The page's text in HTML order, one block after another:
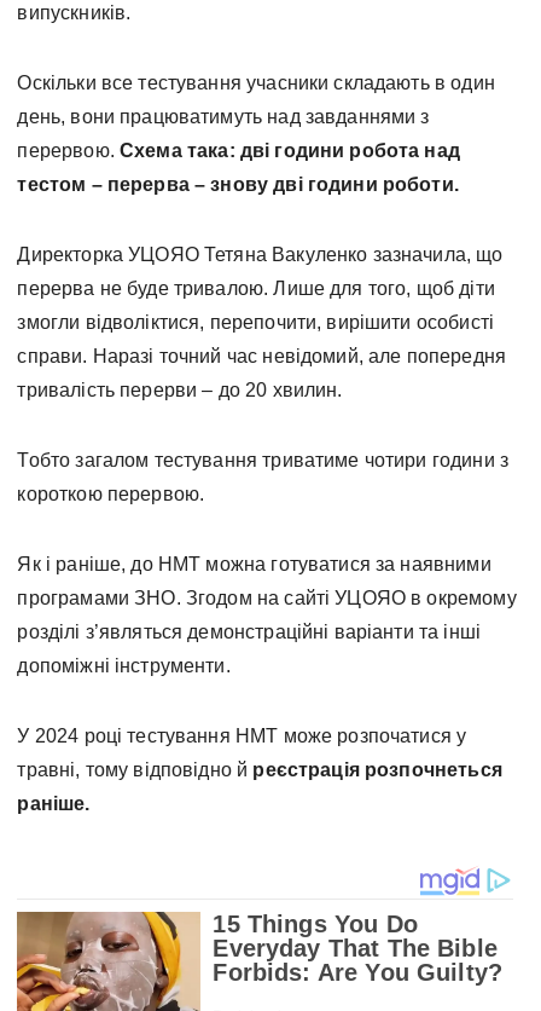
випускників.
Оскільки все тестування учасники складають в один
день, вони працюватимуть над завданнями з
перервою. Схема така: дві години робота над
тестом – перерва – знову дві години роботи.
Директорка УЦОЯО Тетяна Вакуленко зазначила, що
перерва не буде тривалою. Лише для того, щоб діти
змогли відволіктися, перепочити, вирішити особисті
справи. Наразі точний час невідомий, але попередня
тривалість перерви – до 20 хвилин.
Тобто загалом тестування триватиме чотири години з
короткою перервою.
Як і раніше, до НМТ можна готуватися за наявними
програмами ЗНО. Згодом на сайті УЦОЯО в окремому
розділі з’являться демонстраційні варіанти та інші
допоміжні інструменти.
У 2024 році тестування НМТ може розпочатися у
травні, тому відповідно й реєстрація розпочнеться
раніше.